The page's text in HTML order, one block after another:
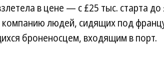
в цене — с £25 тыс. старта
компанию людей, сидящих под
броненосцем, входящим в порт.